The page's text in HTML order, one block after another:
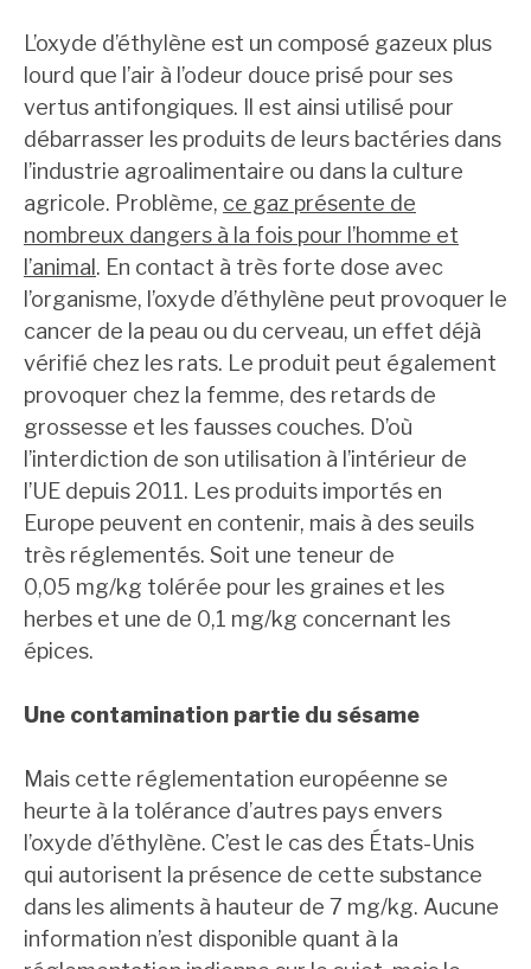
L’oxyde d’éthylène est un composé gazeux plus
lourd que l’air à l’odeur douce prisé pour ses
vertus antifongiques. Il est ainsi utilisé pour
débarrasser les produits de leurs bactéries dans
l’industrie agroalimentaire ou dans la culture
agricole. Problème, ce gaz présente de
nombreux dangers à la fois pour l’homme et
l’animal . En contact à très forte dose avec
l’organisme, l’oxyde d’éthylène peut provoquer le
cancer de la peau ou du cerveau, un effet déjà
vérifié chez les rats. Le produit peut également
provoquer chez la femme, des retards de
grossesse et les fausses couches. D’où
l’interdiction de son utilisation à l’intérieur de
l’UE depuis 2011. Les produits importés en
Europe peuvent en contenir, mais à des seuils
très réglementés. Soit une teneur de
0,05 mg/kg tolérée pour les graines et les
herbes et une de 0,1 mg/kg concernant les
épices.
Une contamination partie du sésame
Mais cette réglementation européenne se
heurte à la tolérance d’autres pays envers
l’oxyde d’éthylène. C’est le cas des États-Unis
qui autorisent la présence de cette substance
dans les aliments à hauteur de 7 mg/kg. Aucune
information n’est disponible quant à la